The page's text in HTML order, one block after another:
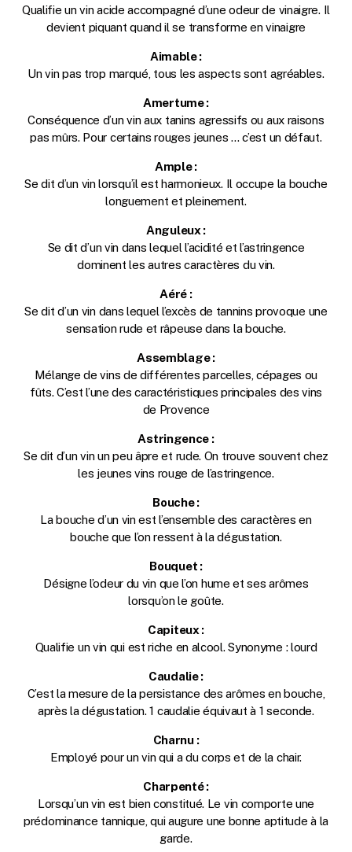
Qualifie un vin acide accompagné d’une odeur de vinaigre. Il
devient piquant quand il se transforme en vinaigre
Aimable :
Un vin pas trop marqué, tous les aspects sont agréables.
Amertume :
Conséquence d’un vin aux tanins agressifs ou aux raisons
pas mûrs. Pour certains rouges jeunes … c’est un défaut.
Ample :
Se dit d’un vin lorsqu’il est harmonieux. Il occupe la bouche
longuement et pleinement.
Anguleux :
Se dit d’un vin dans lequel l’acidité et l’astringence
dominent les autres caractères du vin.
Aéré :
Se dit d’un vin dans lequel l’excès de tannins provoque une
sensation rude et râpeuse dans la bouche.
Assemblage :
Mélange de vins de différentes parcelles, cépages ou
fûts. C’est l’une des caractéristiques principales des vins
de Provence
Astringence :
Se dit d’un vin un peu âpre et rude. On trouve souvent chez
les jeunes vins rouge de l’astringence.
Bouche :
La bouche d’un vin est l’ensemble des caractères en
bouche que l’on ressent à la dégustation.
Bouquet :
Désigne l’odeur du vin que l’on hume et ses arômes
lorsqu’on le goûte.
Capiteux :
Qualifie un vin qui est riche en alcool. Synonyme : lourd
Caudalie :
C’est la mesure de la persistance des arômes en bouche,
après la dégustation. 1 caudalie équivaut à 1 seconde.
Charnu :
Employé pour un vin qui a du corps et de la chair.
Charpenté :
Lorsqu’un vin est bien constitué. Le vin comporte une
prédominance tannique, qui augure une bonne aptitude à la
garde.